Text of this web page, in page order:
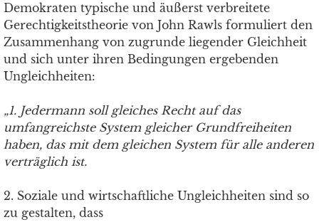
Demokraten typische und äußerst verbreitete
Gerechtigkeitstheorie von John Rawls formuliert den
Zusammenhang von zugrunde liegender Gleichheit
und sich unter ihren Bedingungen ergebenden
Ungleichheiten:
„1. Jedermann soll gleiches Recht auf das
umfangreichste System gleicher Grundfreiheiten
haben, das mit dem gleichen System für alle anderen
verträglich ist.
2. Soziale und wirtschaftliche Ungleichheiten sind so
zu gestalten, dass